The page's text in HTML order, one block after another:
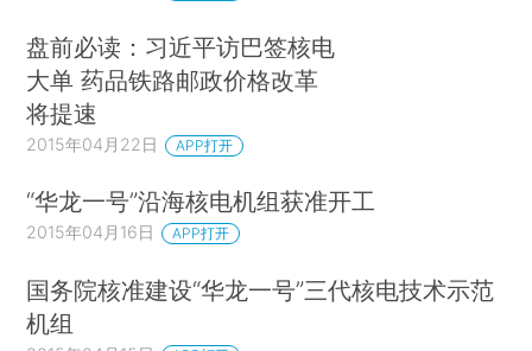
盘前必读：习近平访巴签核电
大单 药品铁路邮政价格改革
将提速
2015年04月22日 APP打开
“华龙一号”沿海核电机组获准开工
2015年04月16日 APP打开
国务院核准建设“华龙一号”三代核电技术示范
机组